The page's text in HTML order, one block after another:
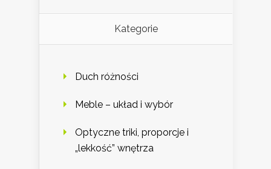
Kategorie
Duch różności
Meble – układ i wybór
Optyczne triki, proporcje i
„lekkość” wnętrza